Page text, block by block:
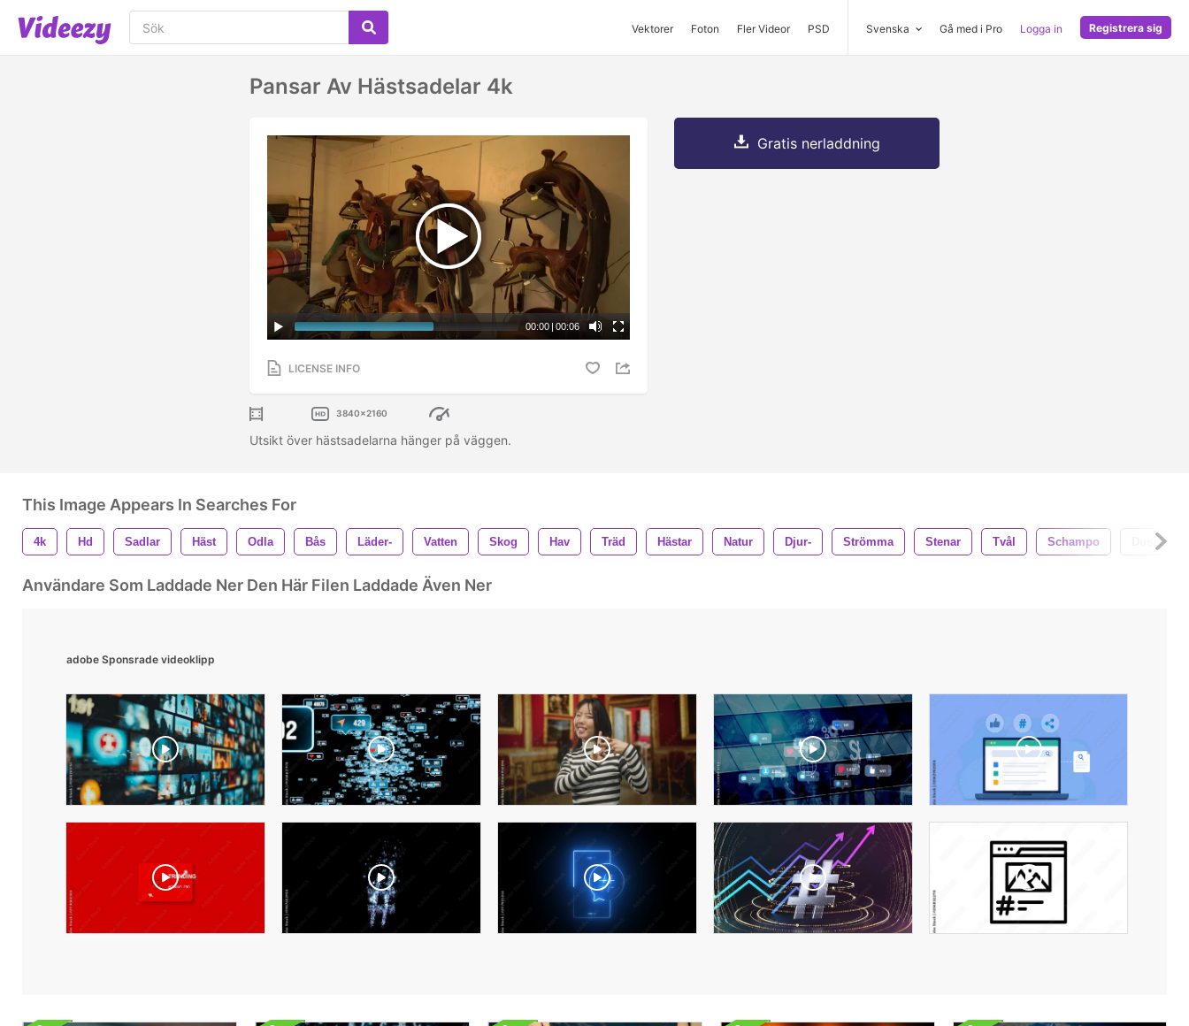
Vektorer Foton Fler Videor PSD Svenska Gå med i Pro Logga in Registrera sig
Pansar Av Hästsadelar 4k
00:00 | 00:06
LICENSE INFO
3840x2160
Utsikt över hästsadelarna hänger på väggen.
Gratis nerladdning
This Image Appears In Searches For
4k Hd Sadlar Häst Odla Bås Läder- Vatten Skog Hav Träd Hästar Natur Djur- Strömma Stenar Tvål Schampo Dusch
Användare Som Laddade Ner Den Här Filen Laddade Även Ner
adobe Sponsrade videoklipp